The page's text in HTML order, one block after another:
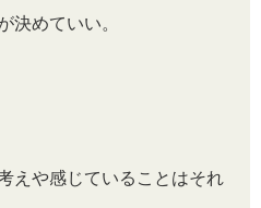
決めていい。
えや感じていることはそれ